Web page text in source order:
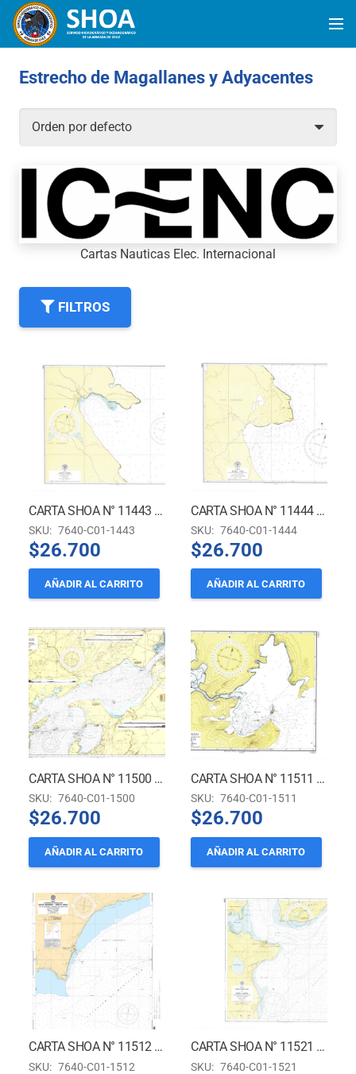
Estrecho de Magallanes y Adyacentes
Cartas Nauticas Elec. Internacional
FILTROS
CARTA SHOA N° 11443 – BAHÍA HARRIS
SKU: 7640-C01-1443
$26.700
AÑADIR AL CARRITO
CARTA SHOA N° 11444 – BAHÍA FOX
SKU: 7640-C01-1444
$26.700
AÑADIR AL CARRITO
CARTA SHOA N° 11500 – ESTRECHO DE MAGALLANES – BAHÍA GENTE GRANDE A PRIMERA ANGOSTURA
SKU: 7640-C01-1500
$26.700
AÑADIR AL CARRITO
CARTA SHOA N° 11511 – PUERTO ZENTENO
SKU: 7640-C01-1511
$26.700
AÑADIR AL CARRITO
CARTA SHOA N° 11512 – ESTRECHO DE MAGALLANES – BAHÍA GREGORIO – PUERTO SARA *
SKU: 7640-C01-1512
CARTA SHOA N° 11521 – PASO PELÍCANO Y BAHÍA LAREDO
SKU: 7640-C01-1521